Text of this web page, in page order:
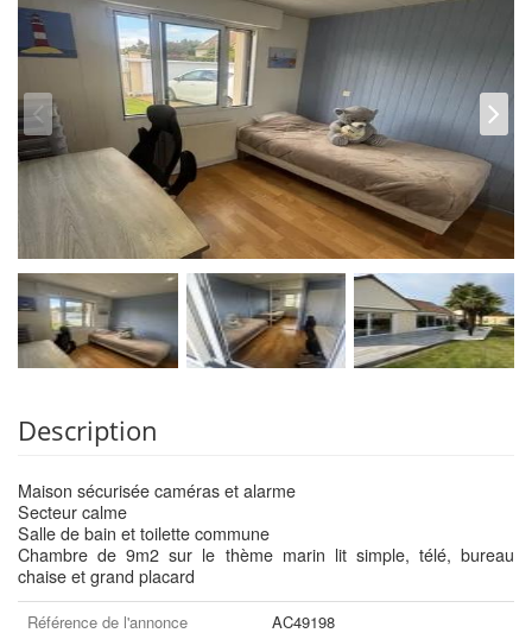
Description
Maison sécurisée caméras et alarme
Secteur calme
Salle de bain et toilette commune
Chambre de 9m2 sur le thème marin lit simple, télé, bureau
chaise et grand placard
Référence de l'annonce
AC49198